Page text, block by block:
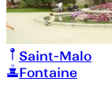
Saint-Malo
Fontaine